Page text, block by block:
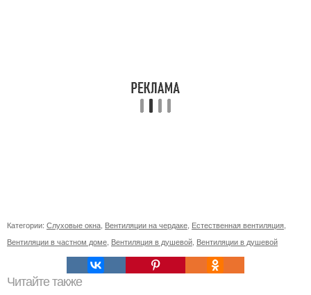
Категории: Слуховые окна Вентиляции на чердаке Естественная вентиляция
Вентиляции в частном доме Вентиляция в душевой Вентиляции в душевой
Читайте также